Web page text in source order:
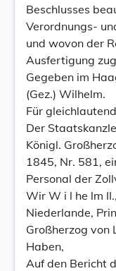
Beschlusses
Verordnungs-
und wovon der
Ausfertigung
Gegeben im
(Gez.) Wilhelm.
Für
Der
Königl.
1845, Nr. 581,
Personal der
Wir W i l he lm
Niederlande,
Großherzog von
Haben,
Auf den Bericht